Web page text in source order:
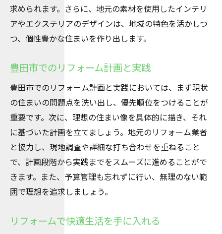
求められます。さらに、地元の素材を使用したインテリ
アやエクステリアのデザインは、地域の特色を活かしつ
つ、個性豊かな住まいを作り出します。
豊田市でのリフォーム計画と実践
豊田市でのリフォーム計画と実践においては、まず現状
の住まいの問題点を洗い出し、優先順位をつけることが
重要です。次に、理想の住まい像を具体的に描き、それ
に基づいた計画を立てましょう。地元のリフォーム業者
と協力し、現地調査や詳細な打ち合わせを重ねること
で、計画段階から実践までをスムーズに進めることがで
きます。また、予算管理も忘れずに行い、無理のない範
囲で理想を追求しましょう。
リフォームで快適生活を手に入れる